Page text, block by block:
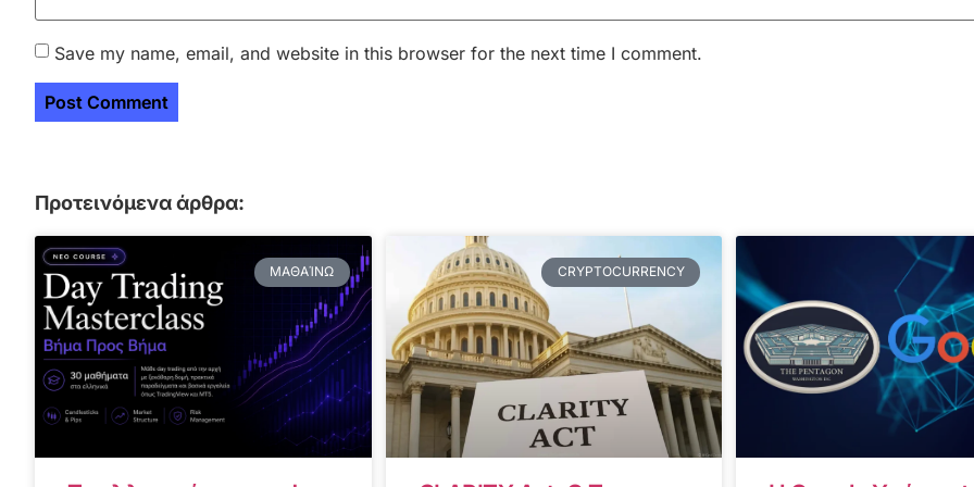
Save my name, email, and website in this browser for the next time I comment.
Προτεινόμενα άρθρα:
ΜΑΘΑΊΝΩ CRYPTOCURRENCY